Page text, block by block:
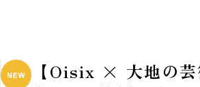
【Oisix × 大地の